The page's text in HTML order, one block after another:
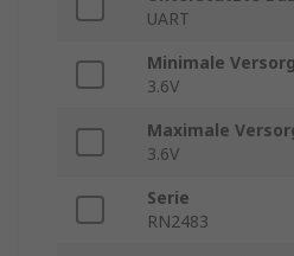
UART
Minimale
3.6V
Maximale
3.6V
Serie
RN2483